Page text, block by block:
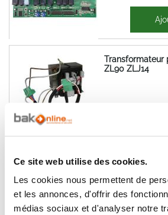
Ce site web utilise des cookies.
Les cookies nous permettent de
et les annonces, d'offrir des
médias sociaux et d'analyser notre
358,97 €
Transformateur
ZL90 ZLJ14
142,23 €
118,52 €
CAME